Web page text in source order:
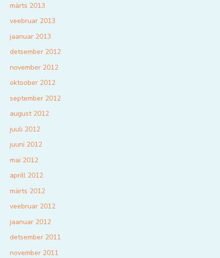
märts 2013
veebruar 2013
jaanuar 2013
detsember 2012
november 2012
oktoober 2012
september 2012
august 2012
juuli 2012
juuni 2012
mai 2012
aprill 2012
märts 2012
veebruar 2012
jaanuar 2012
detsember 2011
november 2011